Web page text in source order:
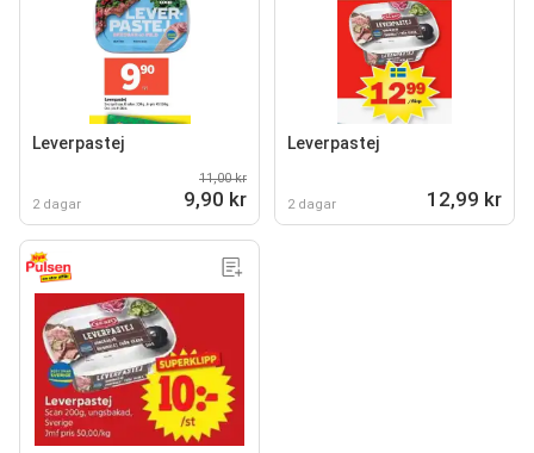
Leverpastej
2 dagar
11,00 kr
9,90 kr
Leverpastej
2 dagar 12,99 kr